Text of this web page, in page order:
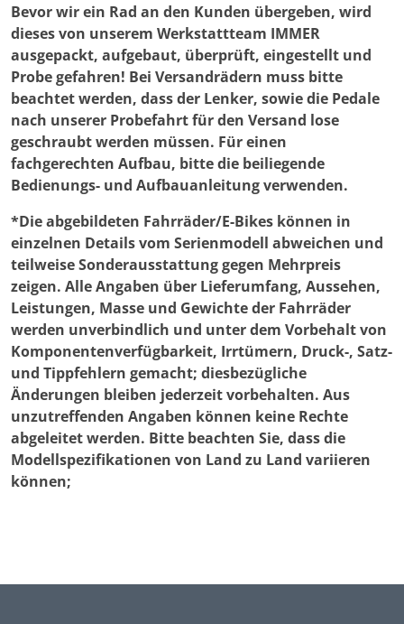
Produktseite
gewählt
werden
Bevor wir ein Rad an den Kunden übergeben, wird
dieses von unserem Werkstattteam IMMER
ausgepackt, aufgebaut, überprüft, eingestellt und
Probe gefahren! Bei Versandrädern muss bitte
beachtet werden, dass der Lenker, sowie die Pedale
nach unserer Probefahrt für den Versand lose
geschraubt werden müssen. Für einen
fachgerechten Aufbau, bitte die beiliegende
Bedienungs- und Aufbauanleitung verwenden.
*Die abgebildeten Fahrräder/E-Bikes können in
einzelnen Details vom Serienmodell abweichen und
teilweise Sonderausstattung gegen Mehrpreis
zeigen. Alle Angaben über Lieferumfang, Aussehen,
Leistungen, Masse und Gewichte der Fahrräder
werden unverbindlich und unter dem Vorbehalt von
Komponentenverfügbarkeit, Irrtümern, Druck-, Satz-
und Tippfehlern gemacht; diesbezügliche
Änderungen bleiben jederzeit vorbehalten. Aus
unzutreffenden Angaben können keine Rechte
abgeleitet werden. Bitte beachten Sie, dass die
Modellspezifikationen von Land zu Land variieren
können;